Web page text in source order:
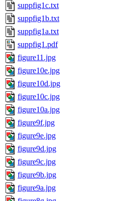
suppfig1c.txt
suppfig1b.txt
suppfig1a.txt
suppfig1.pdf
figure11.jpg
figure10e.jpg
figure10d.jpg
figure10c.jpg
figure10a.jpg
figure9f.jpg
figure9e.jpg
figure9d.jpg
figure9c.jpg
figure9b.jpg
figure9a.jpg